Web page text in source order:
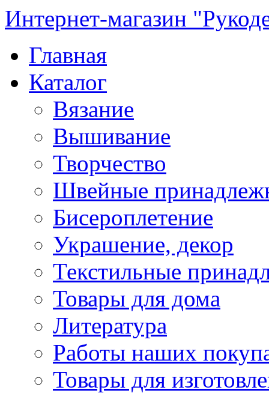
Интернет-магазин
Главная
Каталог
Вязание
Вышивание
Творчество
Швейные
Бисероплетение
Украшение, декор
Текстильные
Товары для дома
Литература
Работы наших
Товары для